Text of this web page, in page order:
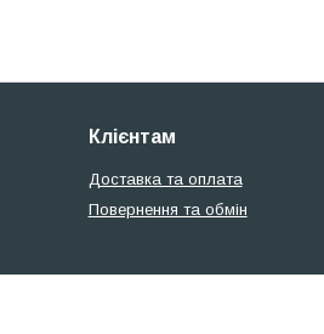
Клієнтам
Доставка та оплата
Повернення та обмін